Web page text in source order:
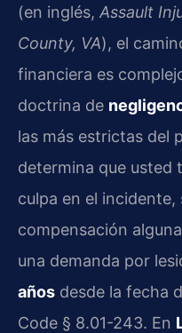
(en inglés, Assault
County, VA), el
financiera es
doctrina de
las más estrictas del
determina que usted
culpa en el
compensación
una demanda por
años desde la fecha
Code § 8.01-243. En